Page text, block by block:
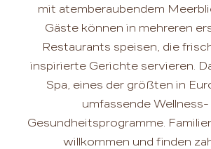
mit atemberaubendem
Gäste können in mehreren
Restaurants speisen, die
inspirierte Gerichte servieren.
Spa, eines der größten in
umfassende Wellness-
Gesundheitsprogramme.
willkommen und finden